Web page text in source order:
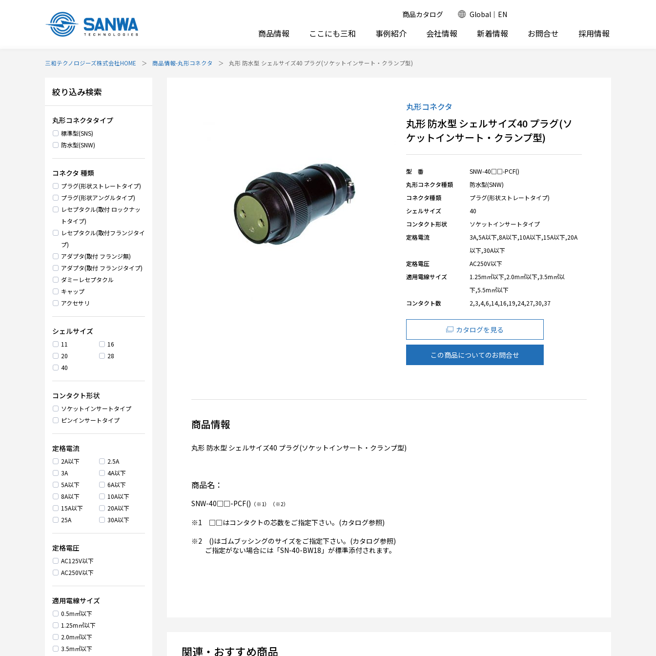
商品カタログ Global｜EN
商品情報 ここにも三和 事例紹介 会社情報 新着情報 お問合せ 採用情報
三和テクノロジーズ株式会社HOME 商品情報-丸形コネクタ 丸形 防水型 シェルサイズ40 プラグ(ソケットインサート・クランプ型)
絞り込み検索
丸形コネクタタイプ
標準型(SNS)
防水型(SNW)
コネクタ 種類
プラグ(形状ストレートタイプ)
プラグ(形状アングルタイプ)
レセプタクル(取付 ロックナッ
トタイプ)
レセプタクル(取付フランジタイ
プ)
アダプタ(取付 フランジ無)
アダプタ(取付 フランジタイプ)
ダミーレセプタクル
キャップ
アクセサリ
シェルサイズ
11
16
20
28
40
コンタクト形状
ソケットインサートタイプ
ピンインサートタイプ
定格電流
2A以下
2.5A
3A
4A以下
5A以下
6A以下
8A以下
10A以下
15A以下
20A以下
25A
30A以下
定格電圧
AC125V以下
AC250V以下
適用電線サイズ
0.5m㎡以下
1.25m㎡以下
2.0m㎡以下
3.5m㎡以下
丸形コネクタ
丸形 防水型 シェルサイズ40 プラグ(ソ
ケットインサート・クランプ型)
型 番
SNW-40□□-PCF()
丸形コネクタ種類
防水型(SNW)
コネクタ種類
プラグ(形状ストレートタイプ)
シェルサイズ
40
コンタクト形状
ソケットインサートタイプ
定格電流
3A,5A以下,8A以下,10A以下,15A以下,20A
以下,30A以下
定格電圧
AC250V以下
適用電線サイズ
1.25m㎡以下,2.0m㎡以下,3.5m㎡以
下,5.5m㎡以下
コンタクト数
2,3,4,6,14,16,19,24,27,30,37
カタログを見る
この商品についてのお問合せ
商品情報
丸形 防水型 シェルサイズ40 プラグ(ソケットインサート・クランプ型)
商品名：
SNW-40□□-PCF() （※1）（※2）
※1 □□はコンタクトの芯数をご指定下さい。(カタログ参照)
※2 ()はゴムブッシングのサイズをご指定下さい。(カタログ参照)
ご指定がない場合には「SN-40-BW18」が標準添付されます。
関連・おすすめ商品